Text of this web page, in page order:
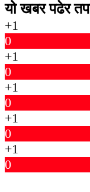
यो खबर पढेर
+1
0
+1
0
+1
0
+1
0
+1
0